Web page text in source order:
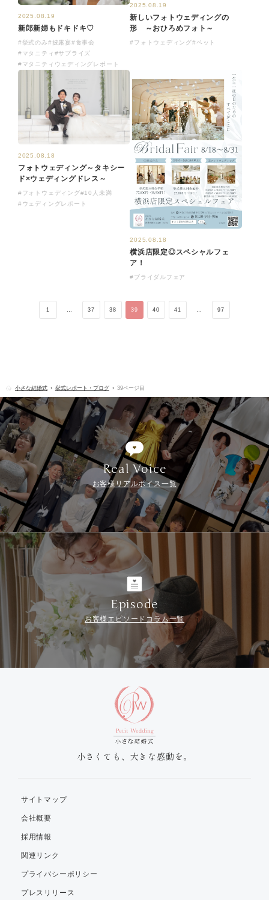
2025.08.19
新郎新婦もドキドキ♡
#挙式のみ#披露宴#食事会
#マタニティ #サプライズ
#マタニティウェディングレポート
2025.08.19
新しいフォトウェディングの
形 ～おひろめフォト～
#フォトウェディング#ペット
2025.08.18
フォトウェディング～タキシー
ド×ウェディングドレス～
#フォトウェディング#10人未満
#ウェディングレポート
2025.08.18
横浜店限定◎スペシャルフェ
ア！
#ブライダルフェア
1 37 38 39 40 41 97
小さな結婚式 挙式レポート・ブログ 39ページ目
Real Voice
お客様リアルボイス一覧
Episode
お客様エピソードコラム一覧
小さくても、大きな感動を。
サイトマップ
会社概要
採用情報
関連リンク
プライバシーポリシー
プレスリリース